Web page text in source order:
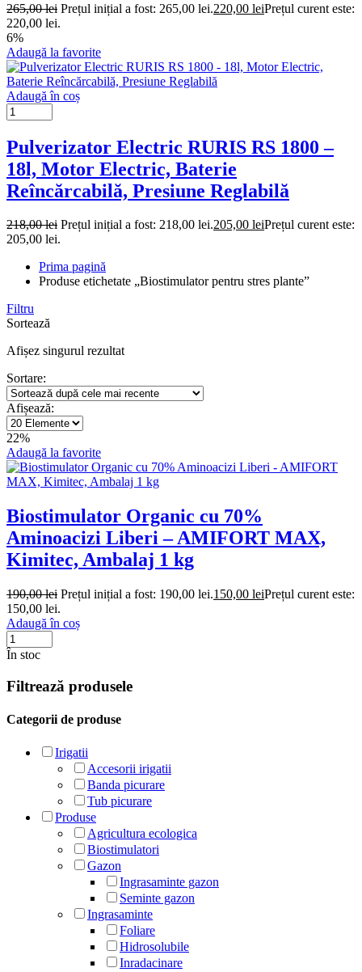
265,00lei Prețul inițial a fost: 265,00 lei.220,00 leiPrețul curent este:
220,00 lei.
6%
Adaugă la favorite
Adaugă în coș
Pulverizator Electric RURIS RS 1800 –
18l, Motor Electric, Baterie
Reîncărcabilă, Presiune Reglabilă
218,00lei Prețul inițial a fost: 218,00 lei.205,00 leiPrețul curent este:
205,00 lei.
Prima pagină
Produse etichetate „Biostimulator pentru stres plante”
Filtru
Sortează
Afișez singurul rezultat
Sortare:
Afișează:
22%
Adaugă la favorite
Biostimulator Organic cu 70%
Aminoacizi Liberi – AMIFORT MAX,
Kimitec, Ambalaj 1 kg
190,00lei Prețul inițial a fost: 190,00 lei.150,00 leiPrețul curent este:
150,00 lei.
Adaugă în coș
În stoc
Filtrează produsele
Categorii de produse
Irigatii
Accesorii irigatii
Banda picurare
Tub picurare
Produse
Agricultura ecologica
Biostimulatori
Gazon
Ingrasaminte gazon
Seminte gazon
Ingrasaminte
Foliare
Hidrosolubile
Inradacinare